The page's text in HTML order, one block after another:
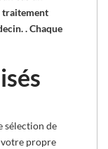
traitement
. Chaque
sélection de
propre